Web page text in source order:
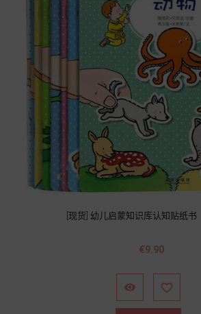
[现货] 幼儿启蒙知识库认知贴纸书
價
€9.90
 